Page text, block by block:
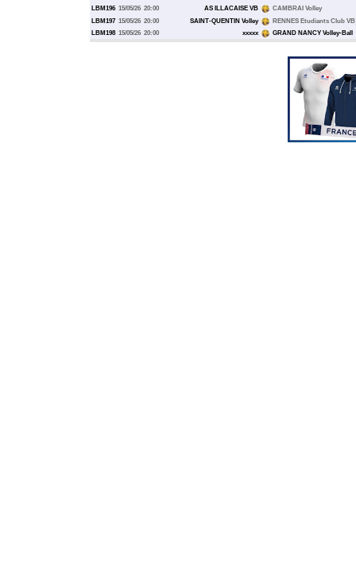
LBM196 15/05/26 20:00 AS ILLACAISE VB
CAMBRAI Volley
LBM197 15/05/26 20:00 SAINT-QUENTIN Volley
RENNES Etudiants Club VB
LBM198 15/05/26 20:00 xxxxx GRAND NANCY Volley-Ball